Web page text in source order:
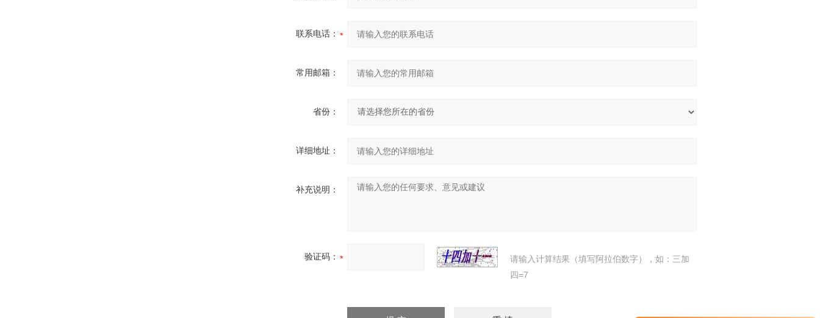
联系电话：
常用邮箱：
省份：
详细地址：
补充说明：
验证码：
请输入计算结果（填写阿拉伯数字），如：三加
四=7